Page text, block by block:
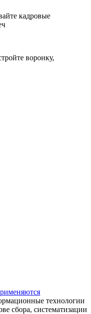
кадровые
воронку,
технологии
сбора, систематизации